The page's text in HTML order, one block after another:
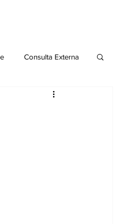
Consulta Externa
Publicaciones